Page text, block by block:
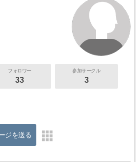
フォロワー
33
参加サークル
3
ジを送る